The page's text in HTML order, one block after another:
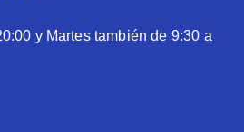
y Martes también de 9:30 a